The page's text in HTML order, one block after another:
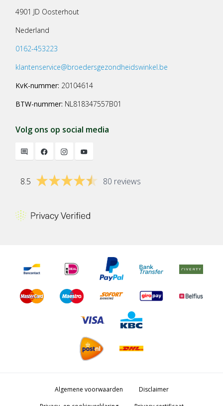
4901 JD Oosterhout
Nederland
0162-453223
klantenservice@broedersgezondheidswinkel.be
KvK-nummer: 20104614
BTW-nummer: NL818347557B01
Volg ons op social media
8.5 80 reviews
Algemene voorwaarden
Disclaimer